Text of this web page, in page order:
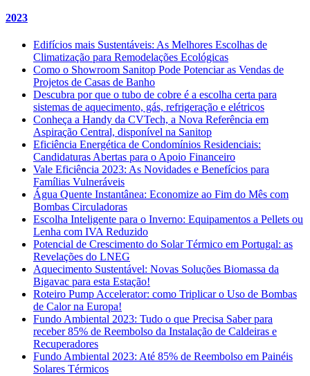
2023
Edifícios mais Sustentáveis: As Melhores Escolhas de
Climatização para Remodelações Ecológicas
Como o Showroom Sanitop Pode Potenciar as Vendas de
Projetos de Casas de Banho
Descubra por que o tubo de cobre é a escolha certa para
sistemas de aquecimento, gás, refrigeração e elétricos
Conheça a Handy da CVTech, a Nova Referência em
Aspiração Central, disponível na Sanitop
Eficiência Energética de Condomínios Residenciais:
Candidaturas Abertas para o Apoio Financeiro
Vale Eficiência 2023: As Novidades e Benefícios para
Famílias Vulneráveis
Água Quente Instantânea: Economize ao Fim do Mês com
Bombas Circuladoras
Escolha Inteligente para o Inverno: Equipamentos a Pellets ou
Lenha com IVA Reduzido
Potencial de Crescimento do Solar Térmico em Portugal: as
Revelações do LNEG
Aquecimento Sustentável: Novas Soluções Biomassa da
Bigavac para esta Estação!
Roteiro Pump Accelerator: como Triplicar o Uso de Bombas
de Calor na Europa!
Fundo Ambiental 2023: Tudo o que Precisa Saber para
receber 85% de Reembolso da Instalação de Caldeiras e
Recuperadores
Fundo Ambiental 2023: Até 85% de Reembolso em Painéis
Solares Térmicos